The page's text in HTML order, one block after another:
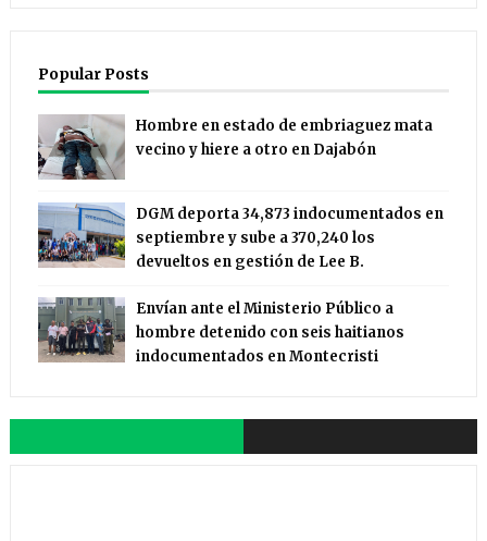
Popular Posts
Hombre en estado de embriaguez mata
vecino y hiere a otro en Dajabón
DGM deporta 34,873 indocumentados en
septiembre y sube a 370,240 los
devueltos en gestión de Lee B.
Envían ante el Ministerio Público a
hombre detenido con seis haitianos
indocumentados en Montecristi